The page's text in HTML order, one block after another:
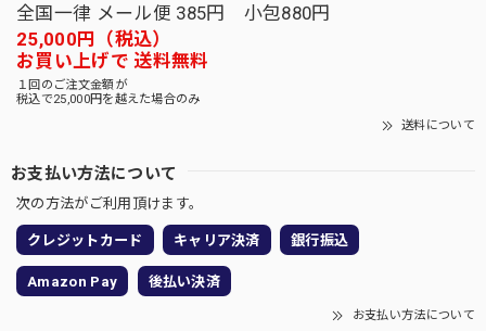
全国一律 メール便 385円 小包880円
25,000円（税込）
お買い上げで 送料無料
１回のご注文金額が
税込で25,000円を越えた場合のみ
送料について
お支払い方法について
次の方法がご利用頂けます。
クレジットカード キャリア決済 銀行振込
Amazon Pay 後払い決済
お支払い方法について